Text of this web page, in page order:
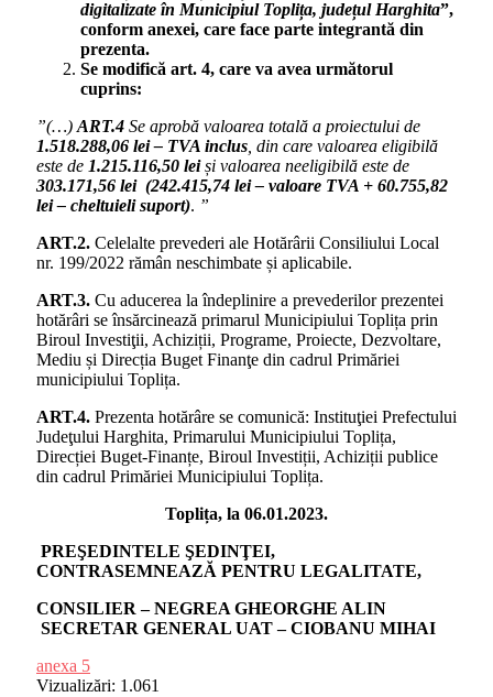
digitalizate în Municipiul Toplița, județul Harghita”,
conform anexei, care face parte integrantă din
prezenta.
Se modifică art. 4, care va avea următorul
cuprins:
”(…)ART.4 Se aprobă valoarea totală a proiectului de
1.518.288,06 lei – TVA inclus, din care valoarea eligibilă
este de 1.215.116,50 leiși valoarea neeligibilă este de
303.171,56 lei (242.415,74 lei – valoare TVA + 60.755,82
lei – cheltuieli suport). ”
ART.2. Celelalte prevederi ale Hotărârii Consiliului Local
nr. 199/2022 rămân neschimbate și aplicabile.
ART.3. Cu aducerea la îndeplinire a prevederilor prezentei
hotărâri se însărcinează primarul Municipiului Toplița prin
Biroul Investiţii, Achiziții, Programe, Proiecte, Dezvoltare,
Mediu și Direcția Buget Finanţe din cadrul Primăriei
municipiului Toplița.
ART.4. Prezenta hotărâre se comunică: Instituţiei Prefectului
Judeţului Harghita, Primarului Municipiului Toplița,
Direcției Buget-Finanțe, Biroul Investiții, Achiziții publice
din cadrul Primăriei Municipiului Toplița.
Toplița, la 06.01.2023.
PREŞEDINTELE ŞEDINŢEI,
CONTRASEMNEAZĂ PENTRU LEGALITATE,
CONSILIER – NEGREA GHEORGHE ALIN
SECRETAR GENERAL UAT – CIOBANU MIHAI
anexa 5
Vizualizări: 1.061